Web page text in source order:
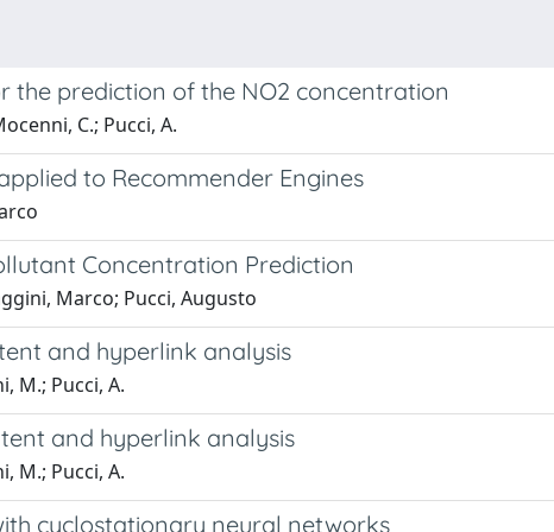
prediction of the NO2 concentration
C.; Pucci, A.
to Recommender Engines
Concentration Prediction
Marco; Pucci, Augusto
and hyperlink analysis
M.; Pucci, A.
and hyperlink analysis
M.; Pucci, A.
cyclostationary neural networks